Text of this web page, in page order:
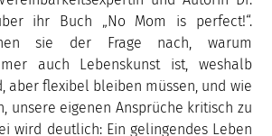
ihr Buch „No Mom is perfect!“.
sie der Frage nach, warum
auch Lebenskunst ist, weshalb
aber flexibel bleiben müssen, und wie
unsere eigenen Ansprüche kritisch zu
wird deutlich: Ein gelingendes Leben